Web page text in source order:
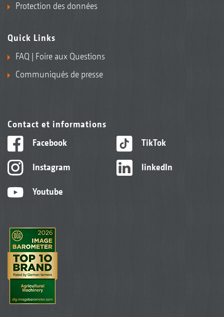
Protection des données
Quick Links
FAQ | Foire aux Questions
Communiqués de presse
Contact et informations
Facebook
Instagram
Youtube
TikTok
linkedIn